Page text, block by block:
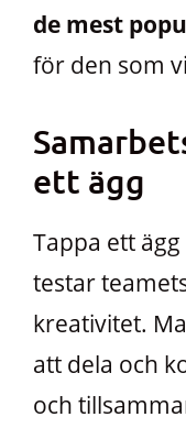
de mest
för den som
ett ägg
Tappa ett
testar
kreativitet.
att dela och
och